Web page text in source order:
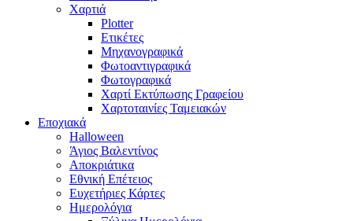
Χαρτιά
Plotter
Ετικέτες
Μηχανογραφικά
Φωτοαντιγραφικά
Φωτογραφικά
Χαρτί Εκτύπωσης Γραφείου
Χαρτοταινίες Ταμειακών
Εποχιακά
Halloween
Άγιος Βαλεντίνος
Αποκριάτικα
Εθνική Επέτειος
Ευχετήριες Κάρτες
Ημερολόγια